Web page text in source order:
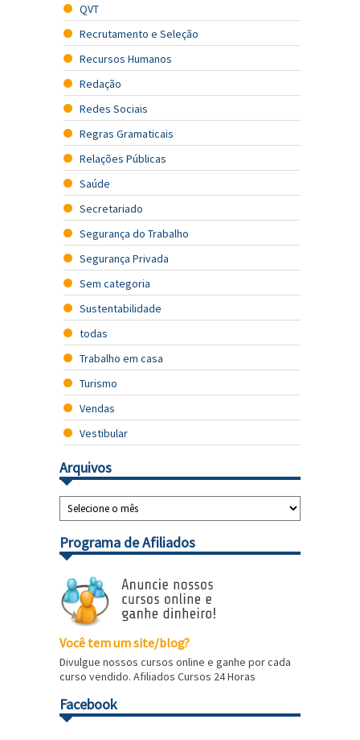
QVT
Recrutamento e Seleção
Recursos Humanos
Redação
Redes Sociais
Regras Gramaticais
Relações Públicas
Saúde
Secretariado
Segurança do Trabalho
Segurança Privada
Sem categoria
Sustentabilidade
todas
Trabalho em casa
Turismo
Vendas
Vestibular
Arquivos
Programa de Afiliados
Você tem um site/blog?
Divulgue nossos cursos online e ganhe por cada
curso vendido. Afiliados Cursos 24 Horas
Facebook